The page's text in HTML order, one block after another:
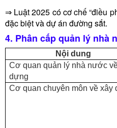
⇒ Luật 2025 có cơ chế “điều
đặc biệt và dự án đường sắt.
4. Phân cấp quản lý nhà
Nội dung
Cơ quan quản lý nhà nước
dựng
Cơ quan chuyên môn về xây